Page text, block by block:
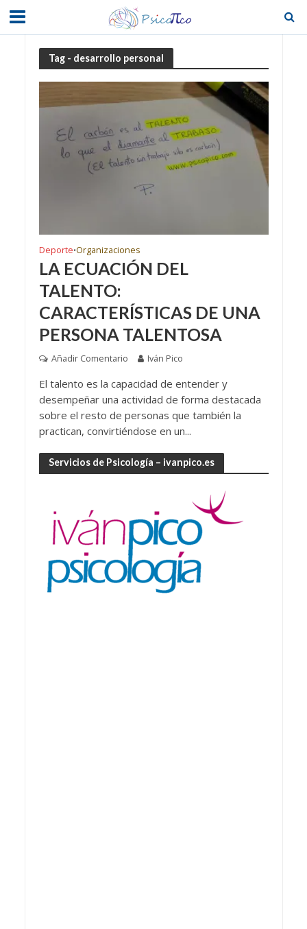
Tag - desarrollo personal
Deporte•Organizaciones
LA ECUACIÓN DEL
TALENTO:
CARACTERÍSTICAS DE UNA
PERSONA TALENTOSA
Añadir Comentario Iván Pico
El talento es la capacidad de entender y
desempeñar una actividad de forma destacada
sobre el resto de personas que también la
practican, convirtiéndose en un...
Servicios de Psicología – ivanpico.es